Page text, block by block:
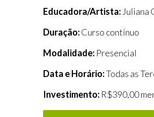
Educadora/Artista: Juliana
Duração:Curso contínuo
Modalidade: Presencial
Data e Horário:Todas as
Investimento: R$390,00